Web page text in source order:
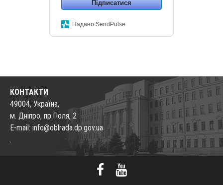
Підписатися
Надано SendPulse
КОНТАКТИ
49004, Україна,
м. Дніпро, пр.Поля, 2
E-mail: info@oblrada.dp.gov.ua
.